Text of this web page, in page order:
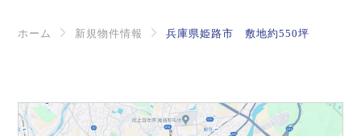
ホーム 新規物件情報 兵庫県姫路市 敷地約550坪